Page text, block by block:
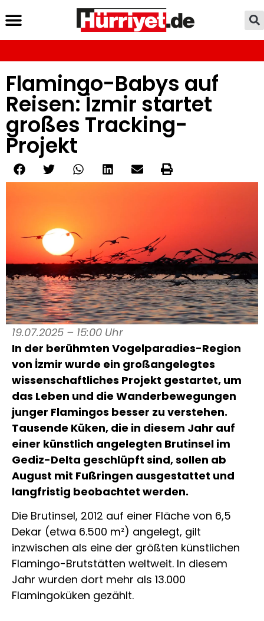
Flamingo-Babys auf
Reisen: İzmir startet
großes Tracking-
Projekt
19.07.2025 – 15:00 Uhr
In der berühmten Vogelparadies-Region
von İzmir wurde ein großangelegtes
wissenschaftliches Projekt gestartet, um
das Leben und die Wanderbewegungen
junger Flamingos besser zu verstehen.
Tausende Küken, die in diesem Jahr auf
einer künstlich angelegten Brutinsel im
Gediz-Delta geschlüpft sind, sollen ab
August mit Fußringen ausgestattet und
langfristig beobachtet werden.
Die Brutinsel, 2012 auf einer Fläche von 6,5
Dekar (etwa 6.500 m²) angelegt, gilt
inzwischen als eine der größten künstlichen
Flamingo-Brutstätten weltweit. In diesem
Jahr wurden dort mehr als 13.000
Flamingoküken gezählt.